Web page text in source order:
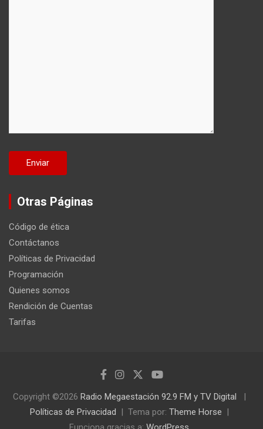
Otras Páginas
Código de ética
Contáctanos
Políticas de Privacidad
Programación
Quienes somos
Rendición de Cuentas
Tarifas
Copyright ©2026 Radio Megaestación 92.9 FM y TV Digital
Políticas de Privacidad
Tema por: Theme Horse